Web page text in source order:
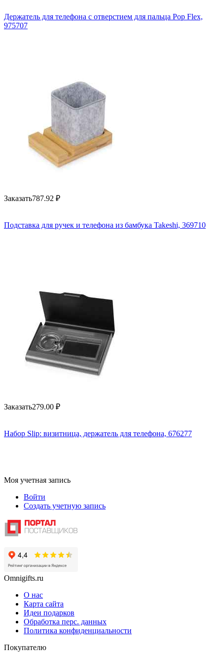
Держатель для телефона с отверстием для пальца Pop Flex,
975707
Заказать787.92 ₽
Подставка для ручек и телефона из бамбука Takeshi, 369710
Заказать279.00 ₽
Набор Slip: визитница, держатель для телефона, 676277
Моя учетная запись
Войти
Создать учетную запись
Omnigifts.ru
О нас
Карта сайта
Идеи подарков
Обработка перс. данных
Политика конфиденциальности
Покупателю